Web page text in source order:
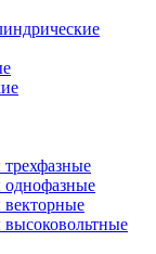
трехфазные
однофазные
векторные
высоковольтные